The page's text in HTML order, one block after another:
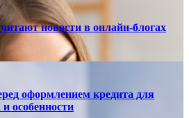
новости в онлайн-блогах
оформлением кредита для
особенности